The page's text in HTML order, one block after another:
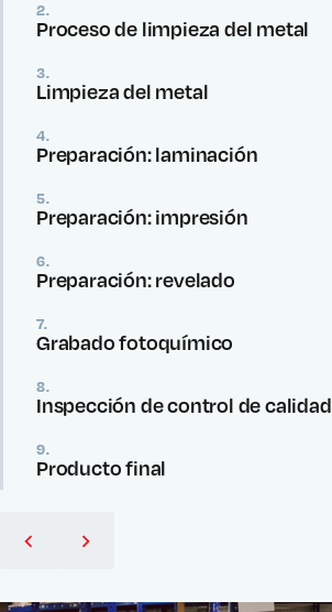
2.
Proceso de limpieza del metal
3.
Limpieza del metal
4.
Preparación: laminación
5.
Preparación: impresión
6.
Preparación: revelado
7.
Grabado fotoquímico
8.
Inspección de control de calidad
9.
Producto final